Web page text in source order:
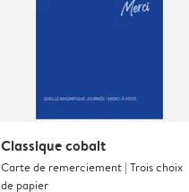
Classique cobalt
Carte de remerciement | Trois choix
de papier